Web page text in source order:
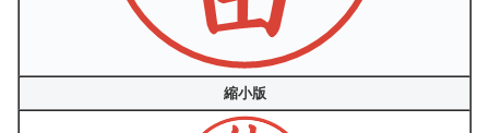
縮小版